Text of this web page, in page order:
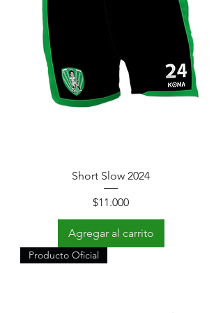
Short Slow 2024
Precio
$11.000
Agregar al carrito
Producto Oficial